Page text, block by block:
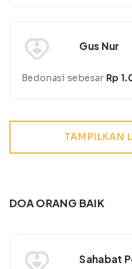
Gus Nur
Bedonasi sebesar Rp
TAMPILKAN
DOA ORANG BAIK
Sahabat